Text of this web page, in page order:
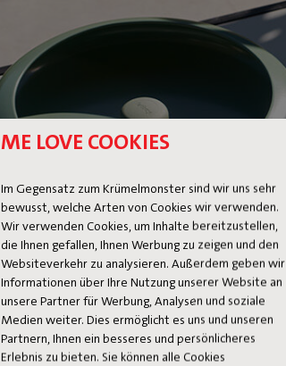
ME LOVE COOKIES
Im Gegensatz zum Krümelmonster sind wir uns sehr
bewusst, welche Arten von Cookies wir verwenden.
Wir verwenden Cookies, um Inhalte bereitzustellen,
die Ihnen gefallen, Ihnen Werbung zu zeigen und den
Websiteverkehr zu analysieren. Außerdem geben wir
Informationen über Ihre Nutzung unserer Website an
unsere Partner für Werbung, Analysen und soziale
Medien weiter. Dies ermöglicht es uns und unseren
Partnern, Ihnen ein besseres und persönlicheres
Erlebnis zu bieten. Sie können alle Cookies